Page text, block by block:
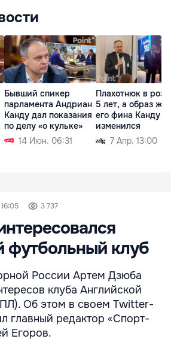
Бывший спикер
парламента Андриан
Канду дал показания
по делу «о кульке»
14 Июн. 06:31
Плахотнюк в
5 лет, а образ
его фина Канду
изменился
7 Апр. 13:00
3 737
футбольный клуб
России Артем Дзюба
клуба Английской
Об этом в своем Twitter-
главный редактор «Спорт-
Егоров.